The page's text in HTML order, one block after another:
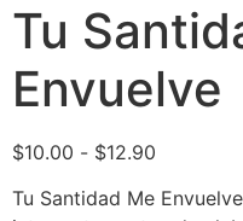
Tu
Envuelve
$10.00 - $12.90
Tu Santidad Me